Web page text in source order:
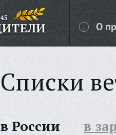
О
Списки
в России в